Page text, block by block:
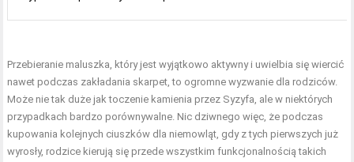
Przebieranie maluszka, który jest wyjątkowo aktywny i uwielbia się wiercić
nawet podczas zakładania skarpet, to ogromne wyzwanie dla rodziców.
Może nie tak duże jak toczenie kamienia przez Syzyfa, ale w niektórych
przypadkach bardzo porównywalne. Nic dziwnego więc, że podczas
kupowania kolejnych ciuszków dla niemowląt, gdy z tych pierwszych już
wyrosły, rodzice kierują się przede wszystkim funkcjonalnością takich